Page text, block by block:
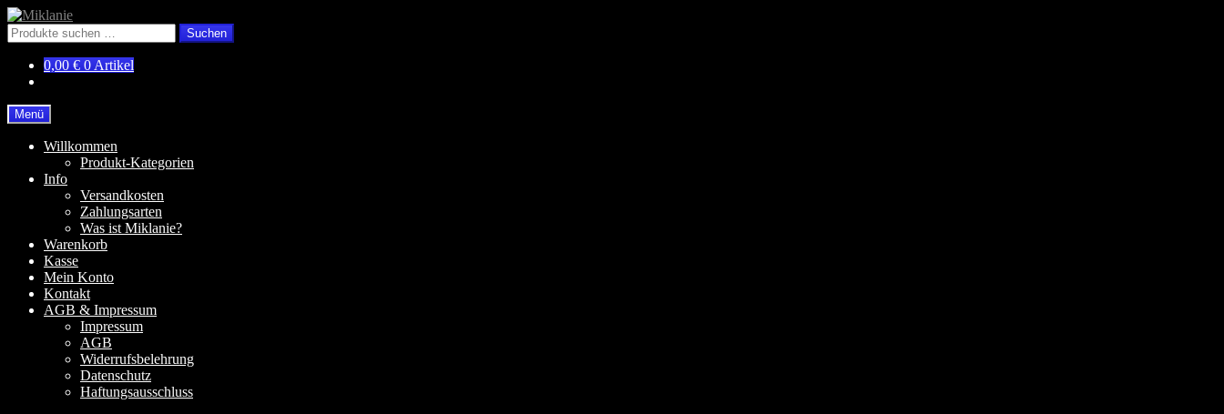
Zur
Navigation
springen
Zum
Inhalt
springen
Suchen
nach:
Suchen
0,00 € 0 Artikel
Menü
Willkommen
Produkt-Kategorien
Info
Versandkosten
Zahlungsarten
Was ist Miklanie?
Warenkorb
Kasse
Mein Konto
Kontakt
AGB & Impressum
Impressum
AGB
Widerrufsbelehrung
Datenschutz
Haftungsausschluss